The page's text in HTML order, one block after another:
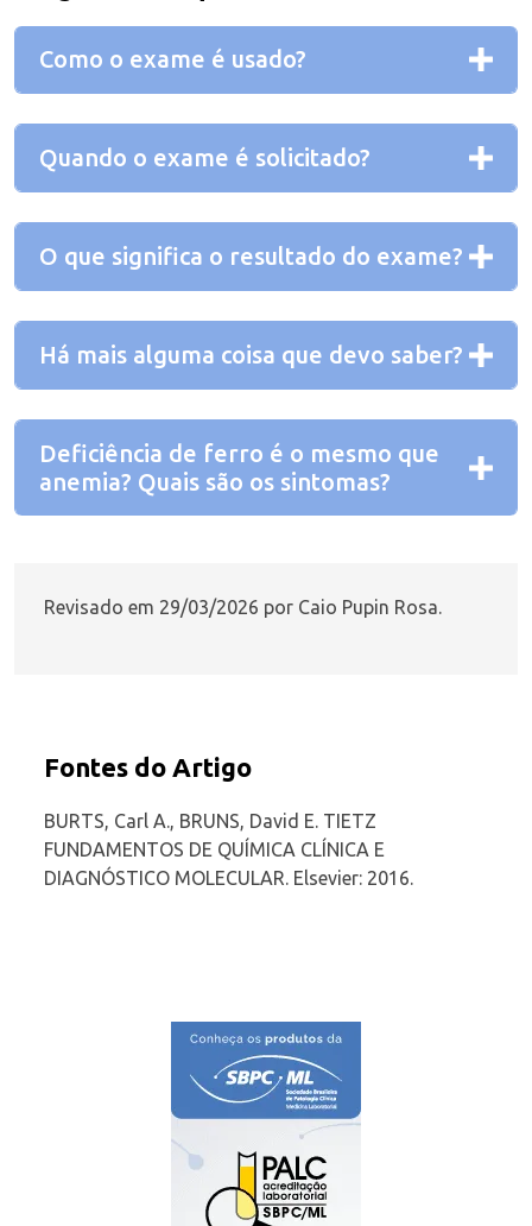
Como o exame é usado?
Quando o exame é solicitado?
O que significa o resultado do exame?
Há mais alguma coisa que devo saber?
Deficiência de ferro é o mesmo que
anemia? Quais são os sintomas?
Revisado em 29/03/2026 por Caio Pupin Rosa.
Fontes do Artigo
BURTS, Carl A., BRUNS, David E. TIETZ
FUNDAMENTOS DE QUÍMICA CLÍNICA E
DIAGNÓSTICO MOLECULAR. Elsevier: 2016.